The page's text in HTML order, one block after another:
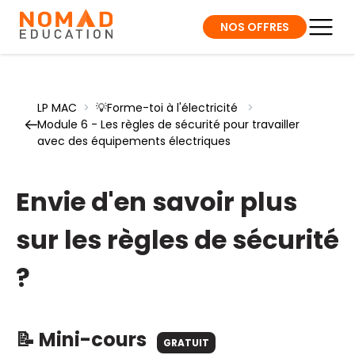
NOS OFFRES
LP MAC > 💡Forme-toi à l'électricité
>
Module 6 - Les règles de sécurité pour travailler
avec des équipements électriques
Envie d'en savoir plus
sur les règles de sécurité
?
📝 Mini-cours GRATUIT